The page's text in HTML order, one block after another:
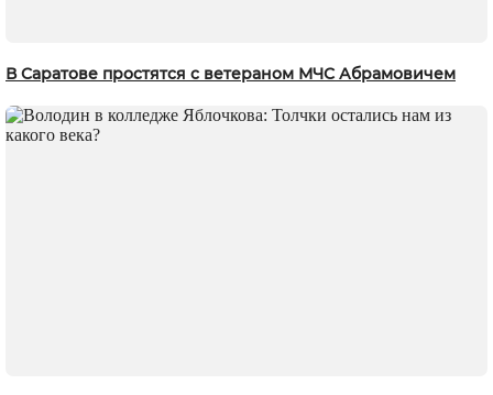
В Саратове простятся с ветераном МЧС Абрамовичем